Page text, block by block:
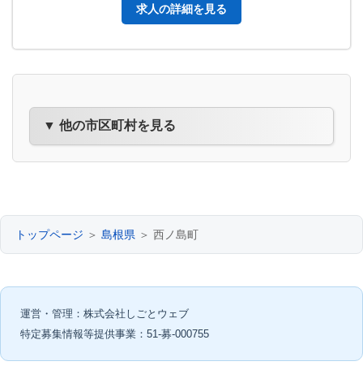
求人の詳細を見る
▼ 他の市区町村を見る
トップページ ＞ 島根県 ＞ 西ノ島町
運営・管理：株式会社しごとウェブ
特定募集情報等提供事業：51-募-000755